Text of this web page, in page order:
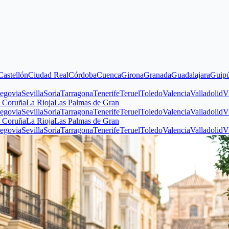
Ciudad RealCórdobaCuencaGironaGranadaGuadalajaraGuipúzcoa
SoriaTarragonaTenerifeTeruelToledoValenciaValladolidVizcaya
La RiojaLas Palmas de Gran
SoriaTarragonaTenerifeTeruelToledoValenciaValladolidVizcaya
La RiojaLas Palmas de Gran
SoriaTarragonaTenerifeTeruelToledoValenciaValladolidVizcaya